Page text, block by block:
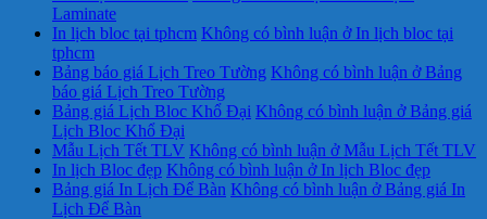
Laminate
In lịch bloc tại tphcm Không có bình luận ở In lịch bloc tại
tphcm
Bảng báo giá Lịch Treo Tường Không có bình luận ở Bảng
báo giá Lịch Treo Tường
Bảng giá Lịch Bloc Khổ Đại Không có bình luận ở Bảng giá
Lịch Bloc Khổ Đại
Mẫu Lịch Tết TLV Không có bình luận ở Mẫu Lịch Tết TLV
In lịch Bloc đẹp Không có bình luận ở In lịch Bloc đẹp
Bảng giá In Lịch Để Bàn Không có bình luận ở Bảng giá In
Lịch Để Bàn